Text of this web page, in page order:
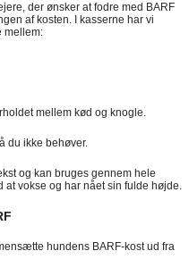
der ønsker at fodre med BARF
af kosten. I kasserne har vi
mellem:
mellem kød og knogle.
du ikke behøver.
og kan bruges gennem hele
vokse og har nået sin fulde højde.
hundens BARF-kost ud fra